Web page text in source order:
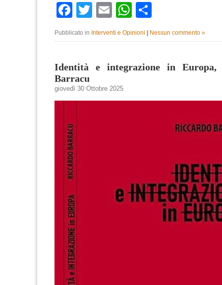
Facebook
TwitterEmailWhatsApp
Pubblicato in Interventi e Opinioni | Nessun commento »
Identità e integrazione in Europa,
Barracu
giovedì 30 Ottobre 2025